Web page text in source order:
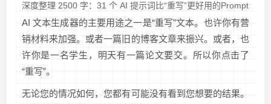
深度整理 2500 字：31 个 AI 提示词比“重写”更好用的Prompt
AI 文本生成器的主要用途之一是“重写”文本。也许你有营
销材料来加强。或者一篇旧的博客文章来振兴。或者，也
许你是一名学生，明天有一篇论文要交。所以你点击了
“重写”。
无论您的情况如何，您都有可能没有看到您想要的结果。